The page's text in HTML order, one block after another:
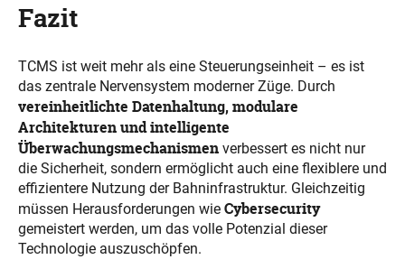
Fazit
TCMS ist weit mehr als eine Steuerungseinheit – es ist
das zentrale Nervensystem moderner Züge. Durch
vereinheitlichte Datenhaltung, modulare
Architekturen und intelligente
Überwachungsmechanismen verbessert es nicht nur
die Sicherheit, sondern ermöglicht auch eine flexiblere und
effizientere Nutzung der Bahninfrastruktur. Gleichzeitig
müssen Herausforderungen wie Cybersecurity
gemeistert werden, um das volle Potenzial dieser
Technologie auszuschöpfen.